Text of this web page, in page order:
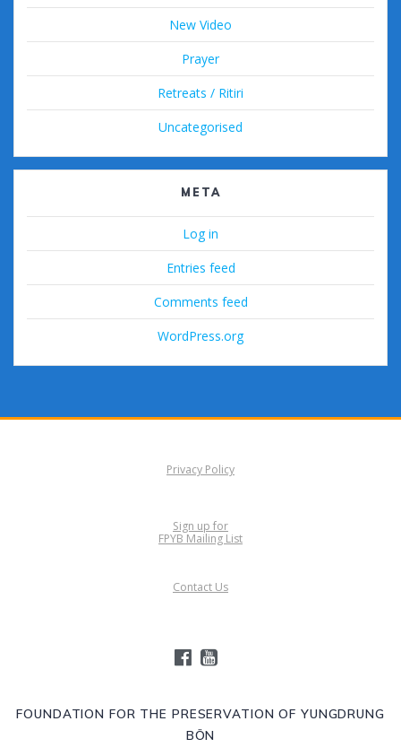
New Video
Prayer
Retreats / Ritiri
Uncategorised
META
Log in
Entries feed
Comments feed
WordPress.org
FOUNDATION FOR THE PRESERVATION OF YUNGDRUNG
BÖN
Privacy Policy
Sign up for
FPYB Mailing List
Contact Us